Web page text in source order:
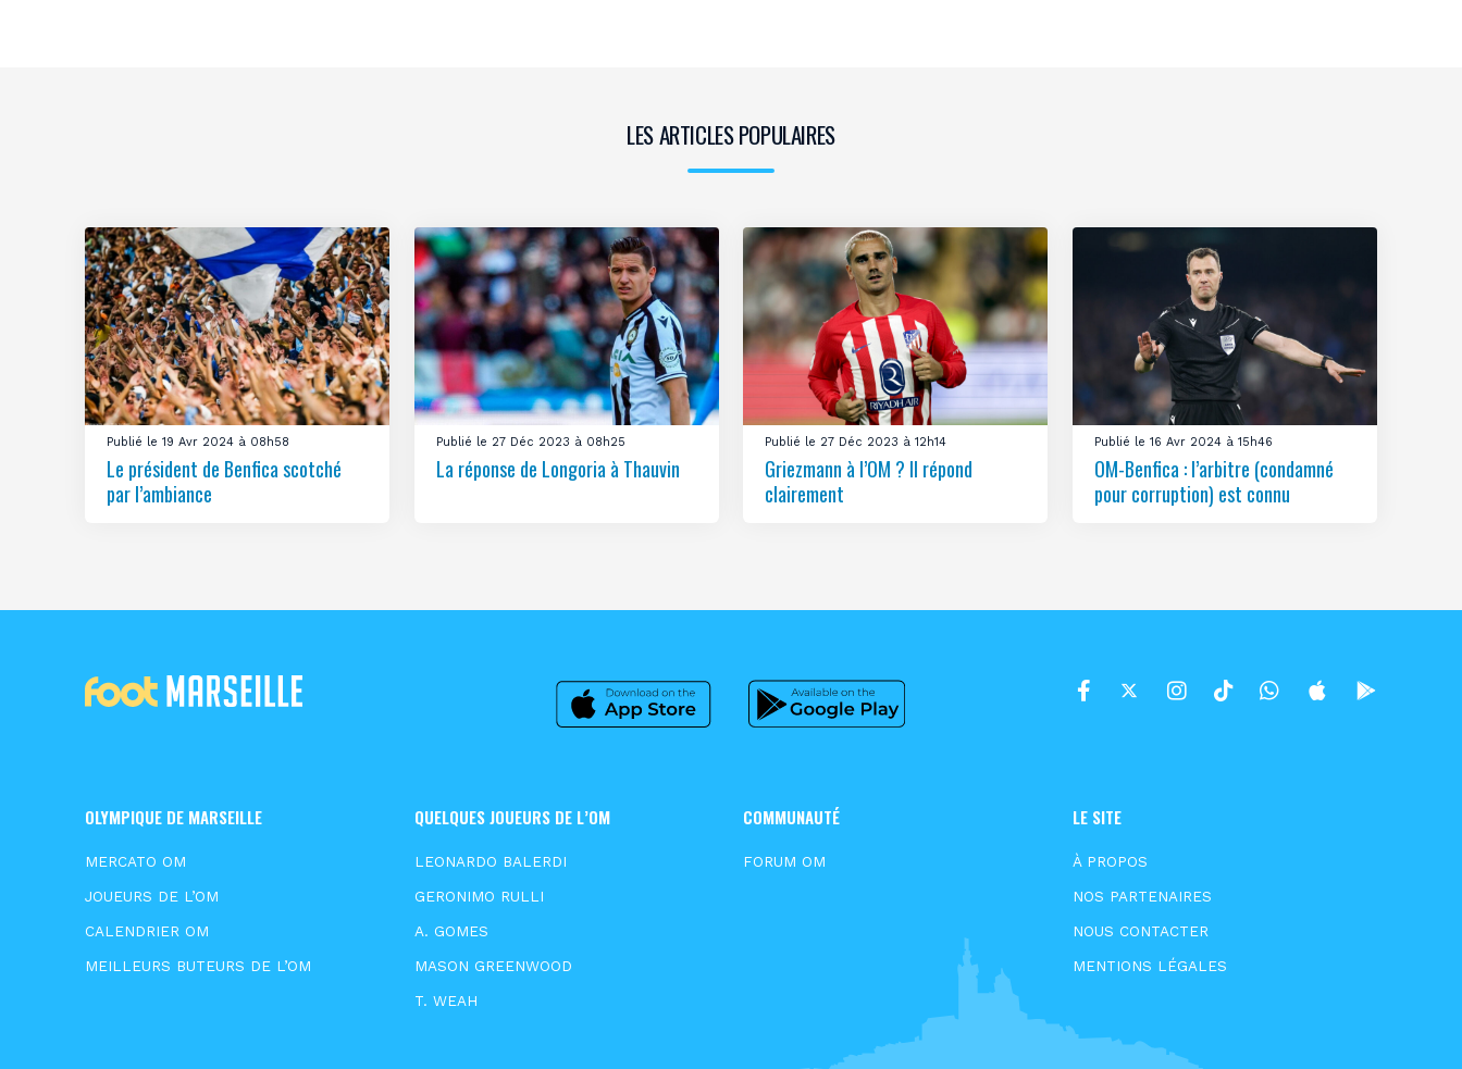
LES ARTICLES POPULAIRES
Publié le 19 Avr 2024 à 08h58
Le président de Benfica scotché
par l’ambiance
Publié le 27 Déc 2023 à 08h25
La réponse de Longoria à Thauvin
Publié le 27 Déc 2023 à 12h14
Griezmann à l’OM ? Il répond
clairement
Publié le 16 Avr 2024 à 15h46
OM-Benfica : l’arbitre (condamné
pour corruption) est connu
OLYMPIQUE DE MARSEILLE
MERCATO OM
JOUEURS DE L’OM
CALENDRIER OM
MEILLEURS BUTEURS DE L’OM
QUELQUES JOUEURS DE L’OM
LEONARDO BALERDI
GERONIMO RULLI
A. GOMES
MASON GREENWOOD
T. WEAH
COMMUNAUTÉ
FORUM OM
LE SITE
À PROPOS
NOS PARTENAIRES
NOUS CONTACTER
MENTIONS LÉGALES